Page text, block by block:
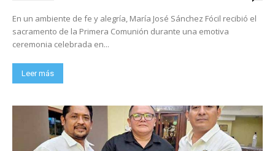
En un ambiente de fe y alegría, María José Sánchez Fócil recibió el
sacramento de la Primera Comunión durante una emotiva
ceremonia celebrada en...
Leer más